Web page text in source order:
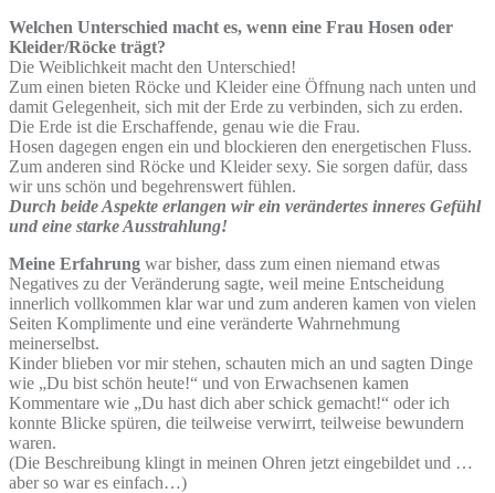
Welchen Unterschied macht es, wenn eine Frau Hosen oder
Kleider/Röcke trägt?
Die Weiblichkeit macht den Unterschied!
Zum einen bieten Röcke und Kleider eine Öffnung nach unten und
damit Gelegenheit, sich mit der Erde zu verbinden, sich zu erden.
Die Erde ist die Erschaffende, genau wie die Frau.
Hosen dagegen engen ein und blockieren den energetischen Fluss.
Zum anderen sind Röcke und Kleider sexy. Sie sorgen dafür, dass
wir uns schön und begehrenswert fühlen.
Durch beide Aspekte erlangen wir ein verändertes inneres Gefühl
und eine starke Ausstrahlung!
Meine Erfahrung war bisher, dass zum einen niemand etwas
Negatives zu der Veränderung sagte, weil meine Entscheidung
innerlich vollkommen klar war und zum anderen kamen von vielen
Seiten Komplimente und eine veränderte Wahrnehmung
meinerselbst.
Kinder blieben vor mir stehen, schauten mich an und sagten Dinge
wie „Du bist schön heute!“ und von Erwachsenen kamen
Kommentare wie „Du hast dich aber schick gemacht!“ oder ich
konnte Blicke spüren, die teilweise verwirrt, teilweise bewundern
waren.
(Die Beschreibung klingt in meinen Ohren jetzt eingebildet und …
aber so war es einfach…)